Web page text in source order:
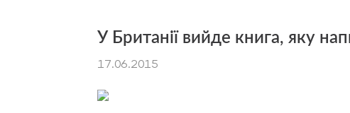
У Британії вийде книга, яку
17.06.2015